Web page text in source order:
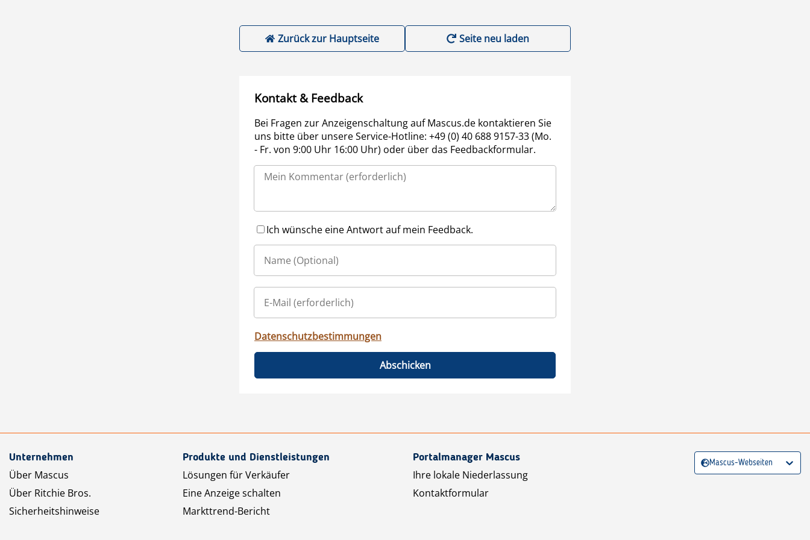
Zurück zur Hauptseite Seite neu laden
Kontakt & Feedback
Bei Fragen zur Anzeigenschaltung auf Mascus.de kontaktieren Sie
uns bitte über unsere Service-Hotline: +49 (0) 40 688 9157-33 (Mo.
- Fr. von 9:00 Uhr 16:00 Uhr) oder über das Feedbackformular.
Ich wünsche eine Antwort auf mein Feedback.
Datenschutzbestimmungen
Abschicken
Unternehmen
Über Mascus
Über Ritchie Bros.
Sicherheitshinweise
Produkte und Dienstleistungen
Lösungen für Verkäufer
Eine Anzeige schalten
Markttrend-Bericht
Portalmanager Mascus
Ihre lokale Niederlassung
Kontaktformular
Mascus-Webseiten